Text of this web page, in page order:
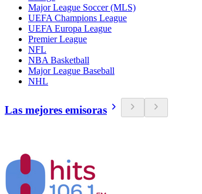
Major League Soccer (MLS)
UEFA Champions League
UEFA Europa League
Premier League
NFL
NBA Basketball
Major League Baseball
NHL
Las mejores emisoras